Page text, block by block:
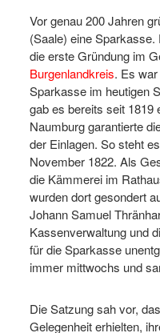
Vor genau 200 Jahren
(Saale) eine
die erste Gründung im
Burgenlandkreis. Es
Sparkasse im heutigen
gab es bereits seit 1819
Naumburg garantierte
der Einlagen. So steht
November 1822. Als
die Kämmerei im
wurden dort gesondert
Johann Samuel
Kassenverwaltung und
für die Sparkasse
immer mittwochs und
Die Satzung sah vor,
Gelegenheit erhielten,